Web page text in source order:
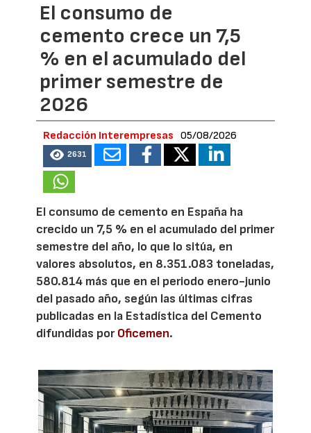
El consumo de
cemento crece un 7,5
% en el acumulado del
primer semestre de
2026
Redacción Interempresas 05/08/2026
2631
El consumo de cemento en España ha
crecido un 7,5 % en el acumulado del primer
semestre del año, lo que lo sitúa, en
valores absolutos, en 8.351.083 toneladas,
580.814 más que en el periodo enero-junio
del pasado año, según las últimas cifras
publicadas en la Estadística del Cemento
difundidas porOficemen.